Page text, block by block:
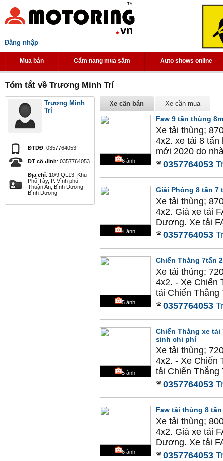
Đăng nhập
Mua bán Cẩm nang mua sắm Auto shows online
Tóm tắt về Trương Minh Trí
Trương Minh
Trí
ĐTDĐ: 0357764053
ĐT cố định: 0357764053
Địa chỉ: 10/9 QL13, Khu
Phố Tây, P. Vĩnh phú,
Thuận An, Bình Dương,
Bình Dương
Xe cần bán Xe cần mua
6 ảnh
Faw 9 tấn thùng
Xe tải thùng;
4x2. xe tải 8 tấn
mới 2020 do
0357764053
4 ảnh
Giải Phóng 8 tấn 7
Xe tải thùng;
4x2. Giá xe tải
Dương. Xe tải
0357764053
5 ảnh
Chiến Thắng 7tấn
Xe tải thùng;
4x2. - Xe Chiến
tải Chiến Thắng
0357764053
5 ảnh
Chiến Thắng xe
sinh chi phí
Xe tải thùng;
4x2. - Xe Chiến
tải Chiến Thắng
0357764053
6 ảnh
Faw tải thùng 8 tấn
Xe tải thùng;
4x2. Giá xe tải
Dương. Xe tải
0357764053